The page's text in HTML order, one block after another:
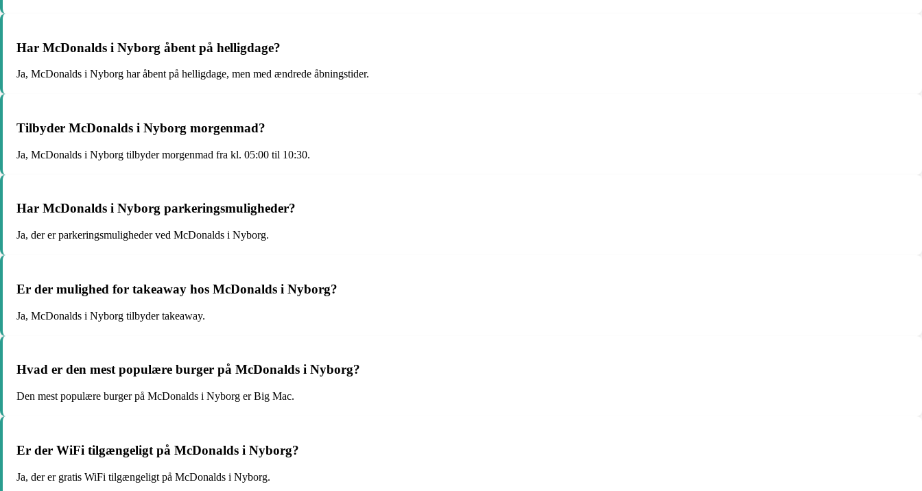
Har McDonalds i Nyborg åbent på helligdage?
Ja, McDonalds i Nyborg har åbent på helligdage, men med ændrede åbningstider.
Tilbyder McDonalds i Nyborg morgenmad?
Ja, McDonalds i Nyborg tilbyder morgenmad fra kl. 05:00 til 10:30.
Har McDonalds i Nyborg parkeringsmuligheder?
Ja, der er parkeringsmuligheder ved McDonalds i Nyborg.
Er der mulighed for takeaway hos McDonalds i Nyborg?
Ja, McDonalds i Nyborg tilbyder takeaway.
Hvad er den mest populære burger på McDonalds i Nyborg?
Den mest populære burger på McDonalds i Nyborg er Big Mac.
Er der WiFi tilgængeligt på McDonalds i Nyborg?
Ja, der er gratis WiFi tilgængeligt på McDonalds i Nyborg.